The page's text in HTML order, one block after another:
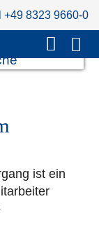
+49 8323 9660-0
-
ist ein